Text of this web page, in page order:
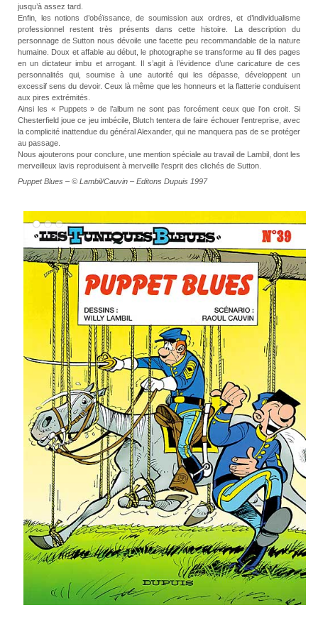
jusqu’à assez tard.
Enfin, les notions d’obéïssance, de soumission aux ordres, et d’individualisme
professionnel restent très présents dans cette histoire. La description du
personnage de Sutton nous dévoile une facette peu recommandable de la nature
humaine. Doux et affable au début, le photographe se transforme au fil des pages
en un dictateur imbu et arrogant. Il s’agit à l’évidence d’une caricature de ces
personnalités qui, soumise à une autorité qui les dépasse, développent un
excessif sens du devoir. Ceux là même que les honneurs et la flatterie conduisent
aux pires extrémités.
Ainsi les « Puppets » de l’album ne sont pas forcément ceux que l’on croit. Si
Chesterfield joue ce jeu imbécile, Blutch tentera de faire échouer l’entreprise, avec
la complicité inattendue du général Alexander, qui ne manquera pas de se protéger
au passage.
Nous ajouterons pour conclure, une mention spéciale au travail de Lambil, dont les
merveilleux lavis reproduisent à merveille l’esprit des clichés de Sutton.
Puppet Blues – © Lambil/Cauvin – Editons Dupuis 1997